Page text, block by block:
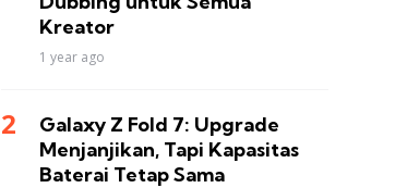
Kreator
1 year ago
Galaxy Z Fold 7: Upgrade
Menjanjikan, Tapi Kapasitas
Baterai Tetap Sama